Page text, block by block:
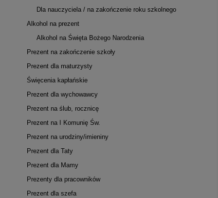
Dla nauczyciela / na zakończenie roku szkolnego
Alkohol na prezent
Alkohol na Święta Bożego Narodzenia
Prezent na zakończenie szkoły
Prezent dla maturzysty
Święcenia kapłańskie
Prezent dla wychowawcy
Prezent na ślub, rocznicę
Prezent na I Komunię Św.
Prezent na urodziny/imieniny
Prezent dla Taty
Prezent dla Mamy
Prezenty dla pracowników
Prezent dla szefa